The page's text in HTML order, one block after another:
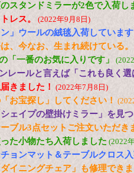
スタンドミラーが2色で入荷し
レス。 (2022年9月8日)
」ウールの絨毯入荷しています
、今なお、生まれ続けている
「一番のお気に入りです」
レールと言えば「これも良く
きました！ (2022年7月8日)
お宝探し」してください！
ェイプの壁掛けミラー」を見
ブル3点セットご注文いただき
た小物たち入荷しました (2022
ョンマット＆テーブルクロス
イニングチェア」も修理でき